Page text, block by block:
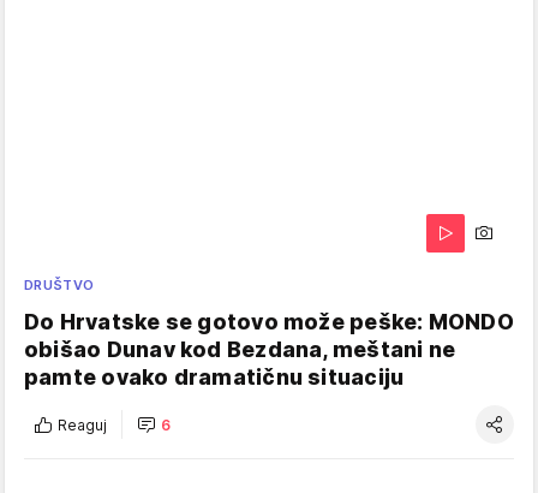
DRUŠTVO
Do Hrvatske se gotovo može peške: MONDO
obišao Dunav kod Bezdana, meštani ne
pamte ovako dramatičnu situaciju
Reaguj 6